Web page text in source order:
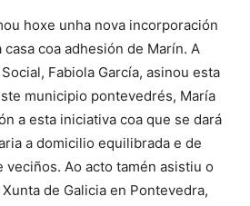
hoxe unha nova incorporación
coa adhesión de Marín. A
Fabiola García, asinou esta
municipio pontevedrés, María
a esta iniciativa coa que se dará
a domicilio equilibrada e de
veciños. Ao acto tamén asistiu o
de Galicia en Pontevedra,